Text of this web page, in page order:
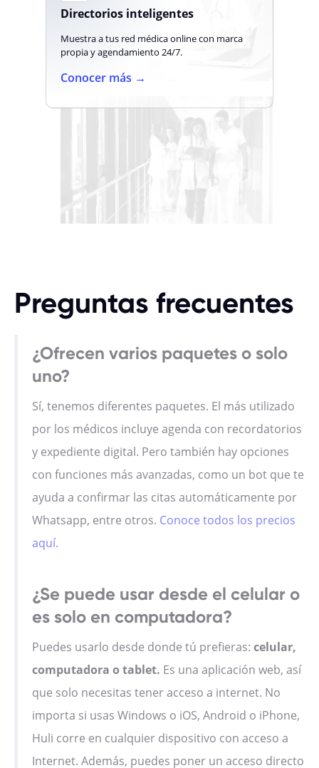
Directorios inteligentes
Muestra a tus red médica online con marca
propia y agendamiento 24/7.
Conocer más →
Preguntas frecuentes
¿Ofrecen varios paquetes o solo
uno?
Sí, tenemos diferentes paquetes. El más utilizado
por los médicos incluye agenda con recordatorios
y expediente digital. Pero también hay opciones
con funciones más avanzadas, como un bot que te
ayuda a confirmar las citas automáticamente por
Whatsapp, entre otros. Conoce todos los precios
aquí.
¿Se puede usar desde el celular o
es solo en computadora?
Puedes usarlo desde donde tú prefieras: celular,
computadora o tablet. Es una aplicación web, así
que solo necesitas tener acceso a internet. No
importa si usas Windows o iOS, Android o iPhone,
Huli corre en cualquier dispositivo con acceso a
Internet. Además, puedes poner un acceso directo